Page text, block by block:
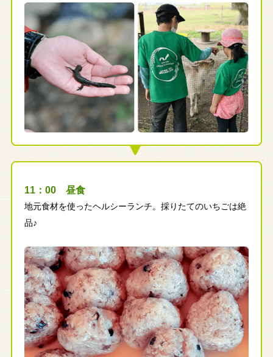
11：00 昼食
地元食材を使ったヘルシーランチ。採りたてのいちごは絶
品♪